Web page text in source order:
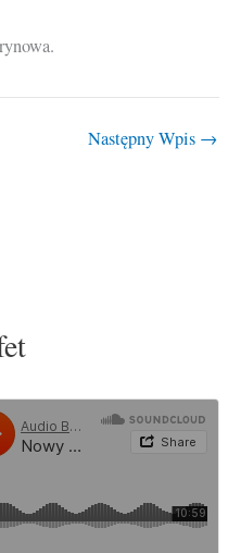
Następny Wpis →